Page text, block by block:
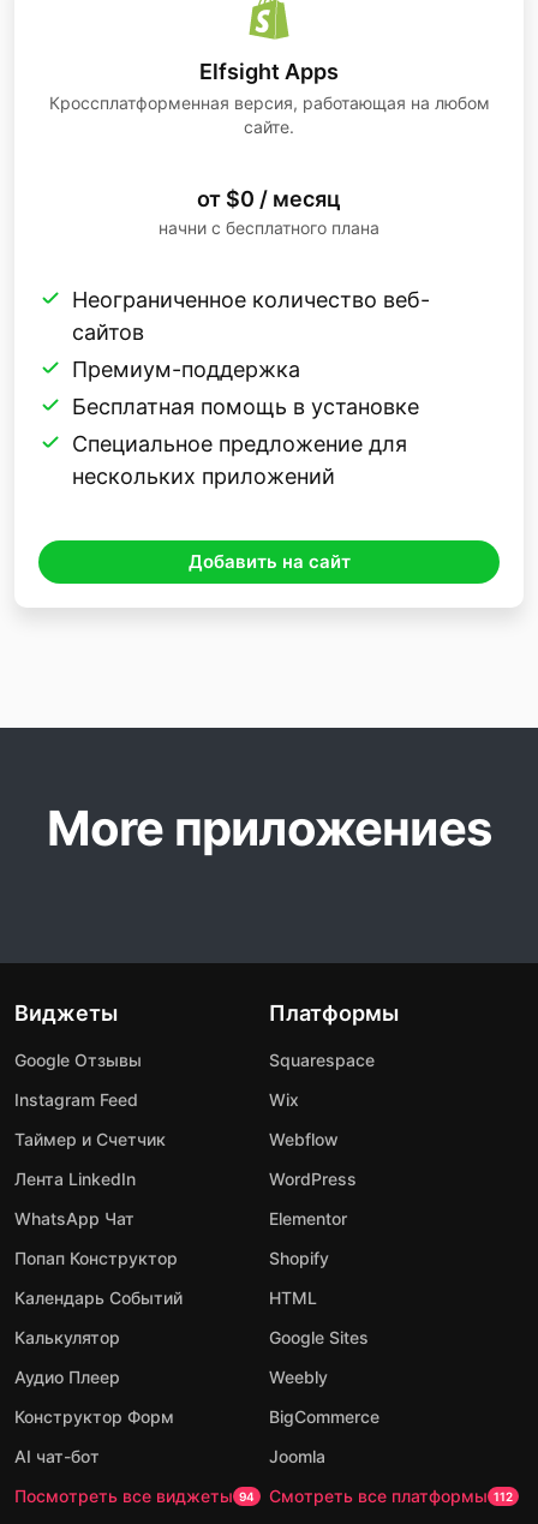
Elfsight Apps
Кроссплатформенная версия, работающая на любом
сайте.
от $0 / месяц
начни с бесплатного плана
Неограниченное количество веб-
сайтов
Премиум-поддержка
Бесплатная помощь в установке
Специальное предложение для
нескольких приложений
Добавить на сайт
More приложениеs
Виджеты
Google Отзывы
Instagram Feed
Таймер и Счетчик
Лента LinkedIn
WhatsApp Чат
Попап Конструктор
Календарь Событий
Калькулятор
Аудио Плеер
Конструктор Форм
AI чат-бот
Посмотреть все виджеты 94
Платформы
Squarespace
Wix
Webflow
WordPress
Elementor
Shopify
HTML
Google Sites
Weebly
BigCommerce
Joomla
Смотреть все платформы 112